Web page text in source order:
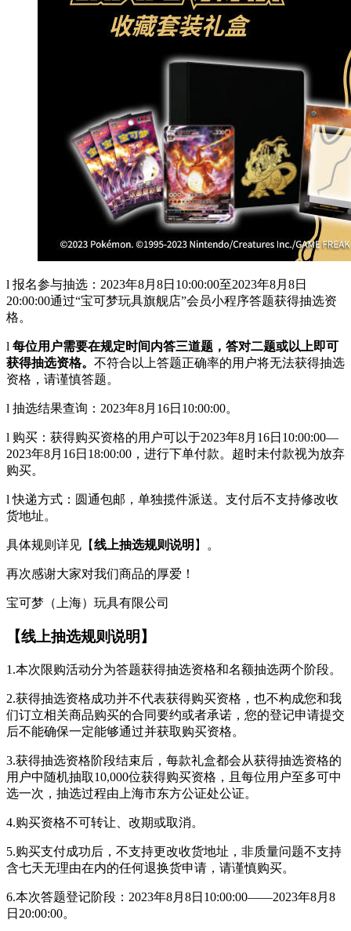
l 报名参与抽选：2023年8月8日10:00:00至2023年8月8日
20:00:00通过“宝可梦玩具旗舰店”会员小程序答题获得抽选资
格。
l 每位用户需要在规定时间内答三道题，答对二题或以上即可
获得抽选资格。 不符合以上答题正确率的用户将无法获得抽选
资格，请谨慎答题。
l 抽选结果查询：2023年8月16日10:00:00。
l 购买：获得购买资格的用户可以于2023年8月16日10:00:00—
2023年8月16日18:00:00，进行下单付款。超时未付款视为放弃
购买。
l 快递方式：圆通包邮，单独揽件派送。支付后不支持修改收
货地址。
具体规则详见【线上抽选规则说明 】。
再次感谢大家对我们商品的厚爱！
宝可梦（上海）玩具有限公司
【线上抽选规则说明】
1.本次限购活动分为答题获得抽选资格和名额抽选两个阶段。
2.获得抽选资格成功并不代表获得购买资格，也不构成您和我
们订立相关商品购买的合同要约或者承诺，您的登记申请提交
后不能确保一定能够通过并获取购买资格。
3.获得抽选资格阶段结束后，每款礼盒都会从获得抽选资格的
用户中随机抽取10,000位获得购买资格，且每位用户至多可中
选一次，抽选过程由上海市东方公证处公证。
4.购买资格不可转让、改期或取消。
5.购买支付成功后，不支持更改收货地址，非质量问题不支持
含七天无理由在内的任何退换货申请，请谨慎购买。
6.本次答题登记阶段：2023年8月8日10:00:00——2023年8月8
日20:00:00。